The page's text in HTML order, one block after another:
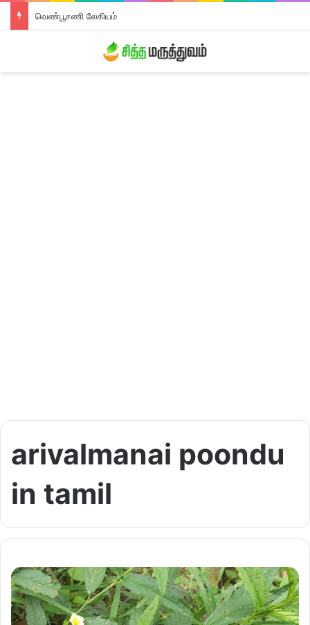
வெண்பூசணி லேகியம்
arivalmanai poondu
in tamil